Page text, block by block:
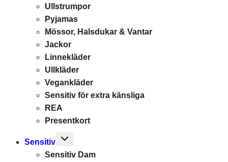
Ullstrumpor
Pyjamas
Mössor, Halsdukar & Vantar
Jackor
Linnekläder
Ullkläder
Vegankläder
Sensitiv för extra känsliga
REA
Presentkort
Sensitiv
Toggle
menu
Sensitiv Dam